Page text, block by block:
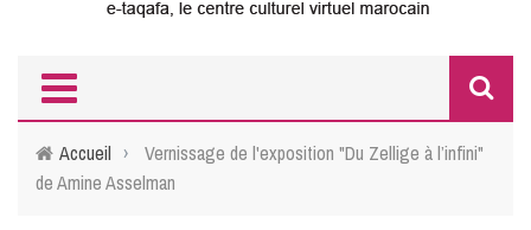
Accueil ›
Vernissage de l'exposition "Du Zellige à l’infini"
de Amine Asselman